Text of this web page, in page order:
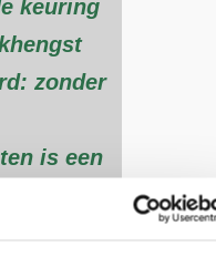
keuring
zonder
is een